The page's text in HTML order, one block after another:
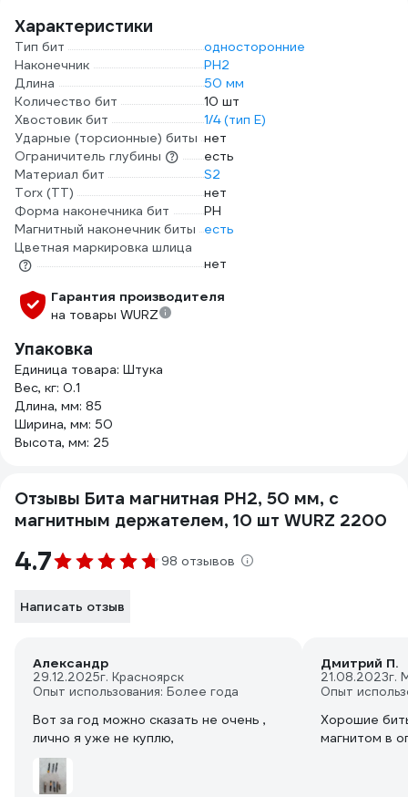
Характеристики
Тип бит
односторонние
Наконечник
PH2
Длина
50 мм
Количество бит
10 шт
Хвостовик бит
1/4 (тип Е)
Ударные (торсионные) биты нет
Ограничитель глубины
есть
Материал бит
S2
Torx (TT)
нет
Форма наконечника бит
PH
Магнитный наконечник биты
есть
Цветная маркировка шлица
нет
Гарантия производителя
на товары WURZ
Упаковка
Единица товара: Штука
Вес, кг: 0.1
Длина, мм: 85
Ширина, мм: 50
Высота, мм: 25
Отзывы Бита магнитная PH2, 50 мм, с
магнитным держателем, 10 шт WURZ 2200
4.7 98 отзывов
Написать отзыв
Александр
29.12.2025г. Красноярск
Опыт использования: Более года
Вот за год можно сказать не очень ,
лично я уже не куплю,
Дмитрий П.
21.08.2023г.
Опыт
Хорошие
магнитом в